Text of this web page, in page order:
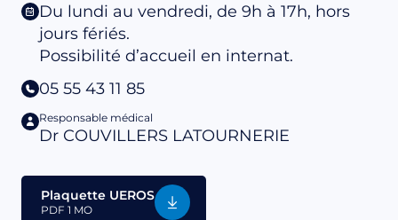
Du lundi au vendredi, de 9h à 17h, hors
jours fériés.
Possibilité d’accueil en internat.
05 55 43 11 85
Responsable médical
Dr COUVILLERS LATOURNERIE
Plaquette UEROS
PDF 1 MO